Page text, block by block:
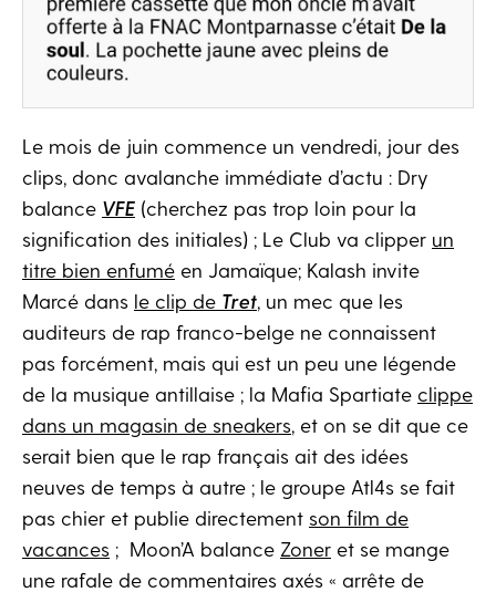
Le mois de juin commence un vendredi, jour des
clips, donc avalanche immédiate d’actu : Dry
balance VFE (cherchez pas trop loin pour la
signification des initiales) ; Le Club va clipper un
titre bien enfumé en Jamaïque; Kalash invite
Marcé dans le clip de Tret , un mec que les
auditeurs de rap franco-belge ne connaissent
pas forcément, mais qui est un peu une légende
de la musique antillaise ; la Mafia Spartiate clippe
dans un magasin de sneakers , et on se dit que ce
serait bien que le rap français ait des idées
neuves de temps à autre ; le groupe Atl4s se fait
pas chier et publie directement son film de
vacances ; Moon’A balance Zoner et se mange
une rafale de commentaires axés « arrête de